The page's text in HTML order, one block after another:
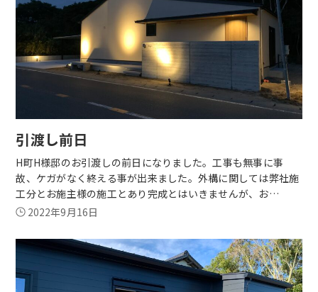
引渡し前日
H町H様邸のお引渡しの前日になりました。工事も無事に事
故、ケガがなく終える事が出来ました。外構に関しては弊社施
工分とお施主様の施工とあり完成とはいきませんが、お…
2022年9月16日